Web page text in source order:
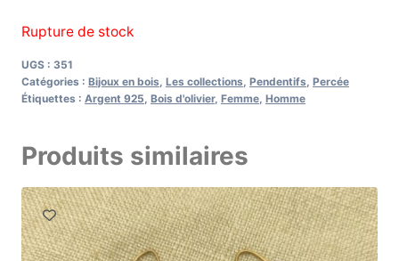
Rupture de stock
UGS : 351
Catégories : Bijoux en bois, Les collections, Pendentifs, Percée
Étiquettes : Argent 925, Bois d'olivier, Femme, Homme
Produits similaires